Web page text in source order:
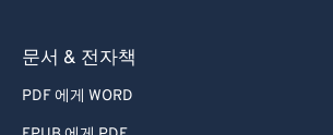
문서 & 전자책
PDF 에게 WORD